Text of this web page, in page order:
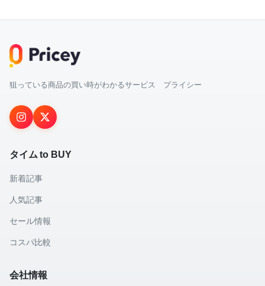
狙っている商品の買い時がわかるサービス プライシー
タイム to BUY
新着記事
人気記事
セール情報
コスパ比較
会社情報